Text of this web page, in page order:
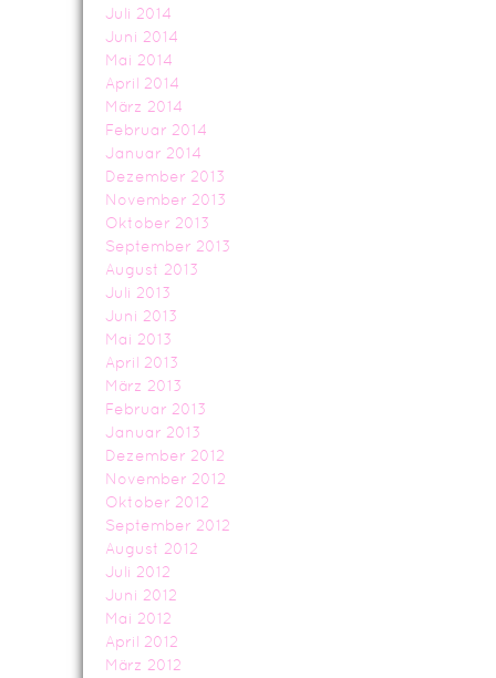
Juli 2014
Juni 2014
Mai 2014
April 2014
März 2014
Februar 2014
Januar 2014
Dezember 2013
November 2013
Oktober 2013
September 2013
August 2013
Juli 2013
Juni 2013
Mai 2013
April 2013
März 2013
Februar 2013
Januar 2013
Dezember 2012
November 2012
Oktober 2012
September 2012
August 2012
Juli 2012
Juni 2012
Mai 2012
April 2012
März 2012